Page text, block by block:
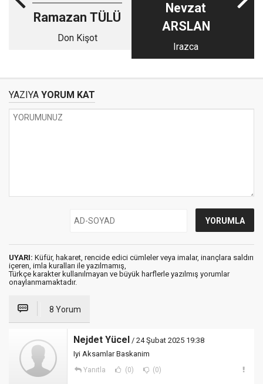
Ramazan TÜLÜ
Don Kişot
Nevzat
ARSLAN
Irazca
YAZIYA YORUM KAT
UYARI: Küfür, hakaret, rencide edici cümleler veya imalar, inançlara saldırı
içeren, imla kuralları ile yazılmamış,
Türkçe karakter kullanılmayan ve büyük harflerle yazılmış yorumlar
onaylanmamaktadır.
8 Yorum
Nejdet Yücel / 24 Şubat 2025 19:38
Iyi Aksamlar Baskanim
Yanıtla (0) (0)